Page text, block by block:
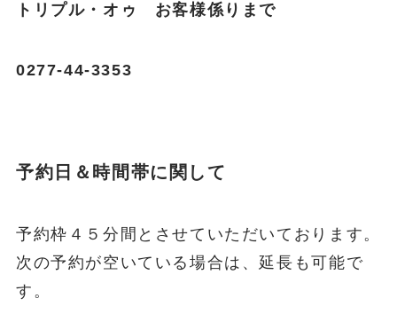
トリプル・オゥ お客様係りまで
0277-44-3353
予約日＆時間帯に関して
予約枠４５分間とさせていただいております。
次の予約が空いている場合は、延長も可能で
す。